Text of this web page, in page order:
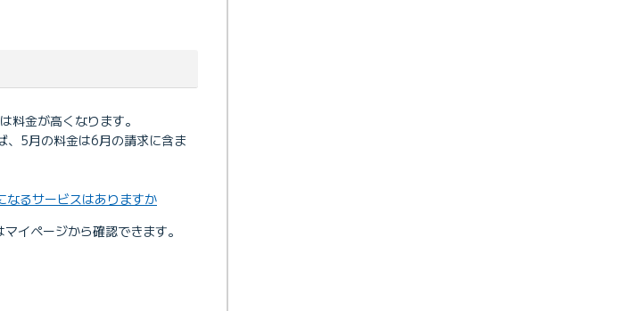
料金が高くなります。
、5月の料金は6月の請求に含ま
るサービスはありますか
イページから確認できます。